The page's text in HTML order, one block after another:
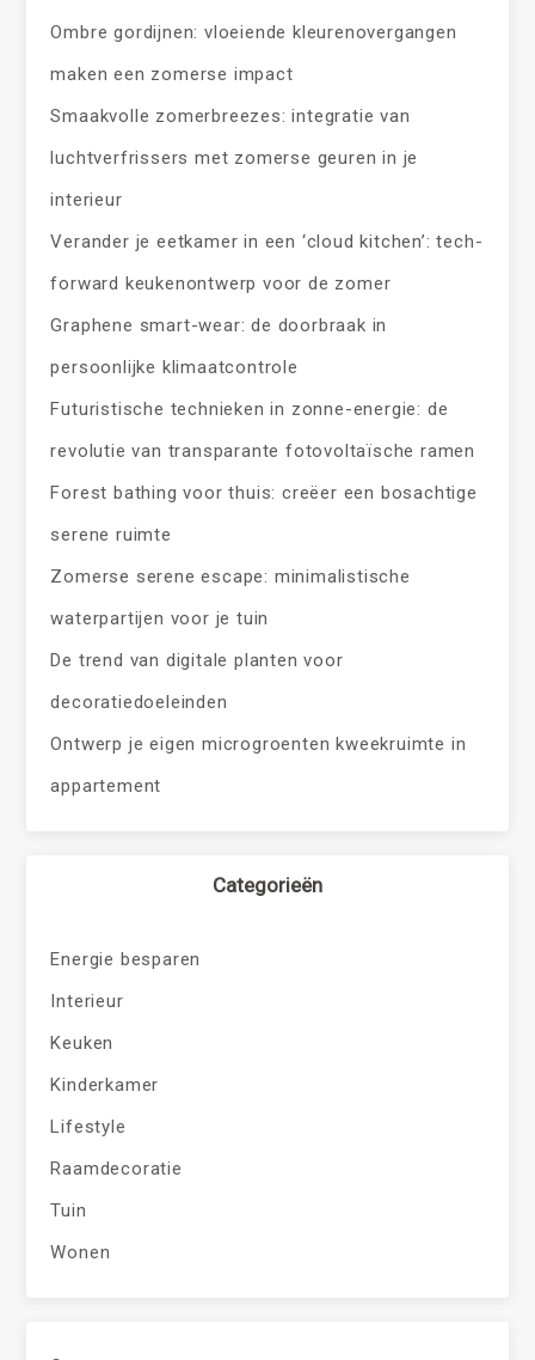
Ombre gordijnen: vloeiende kleurenovergangen
maken een zomerse impact
Smaakvolle zomerbreezes: integratie van
luchtverfrissers met zomerse geuren in je
interieur
Verander je eetkamer in een ‘cloud kitchen’: tech-
forward keukenontwerp voor de zomer
Graphene smart-wear: de doorbraak in
persoonlijke klimaatcontrole
Futuristische technieken in zonne-energie: de
revolutie van transparante fotovoltaïsche ramen
Forest bathing voor thuis: creëer een bosachtige
serene ruimte
Zomerse serene escape: minimalistische
waterpartijen voor je tuin
De trend van digitale planten voor
decoratiedoeleinden
Ontwerp je eigen microgroenten kweekruimte in
appartement
Categorieën
Energie besparen
Interieur
Keuken
Kinderkamer
Lifestyle
Raamdecoratie
Tuin
Wonen